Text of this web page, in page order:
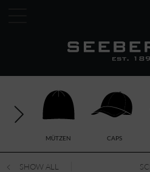
MÜTZEN CAPS
SHOW ALL